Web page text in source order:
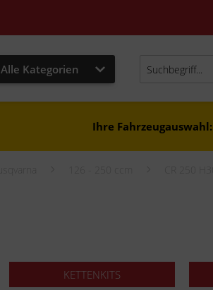
Alle Kategorien
Ihre Fahrzeugauswahl:
KETTENKITS